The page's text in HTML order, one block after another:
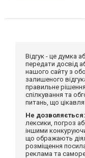
Відгук - це думка
передати досвід
нашого сайту з
залишеного
правильне
спілкування та
питань, що
Не дозволяється:
лексики, погроз
іншими
що ображають
розміщення
реклама та